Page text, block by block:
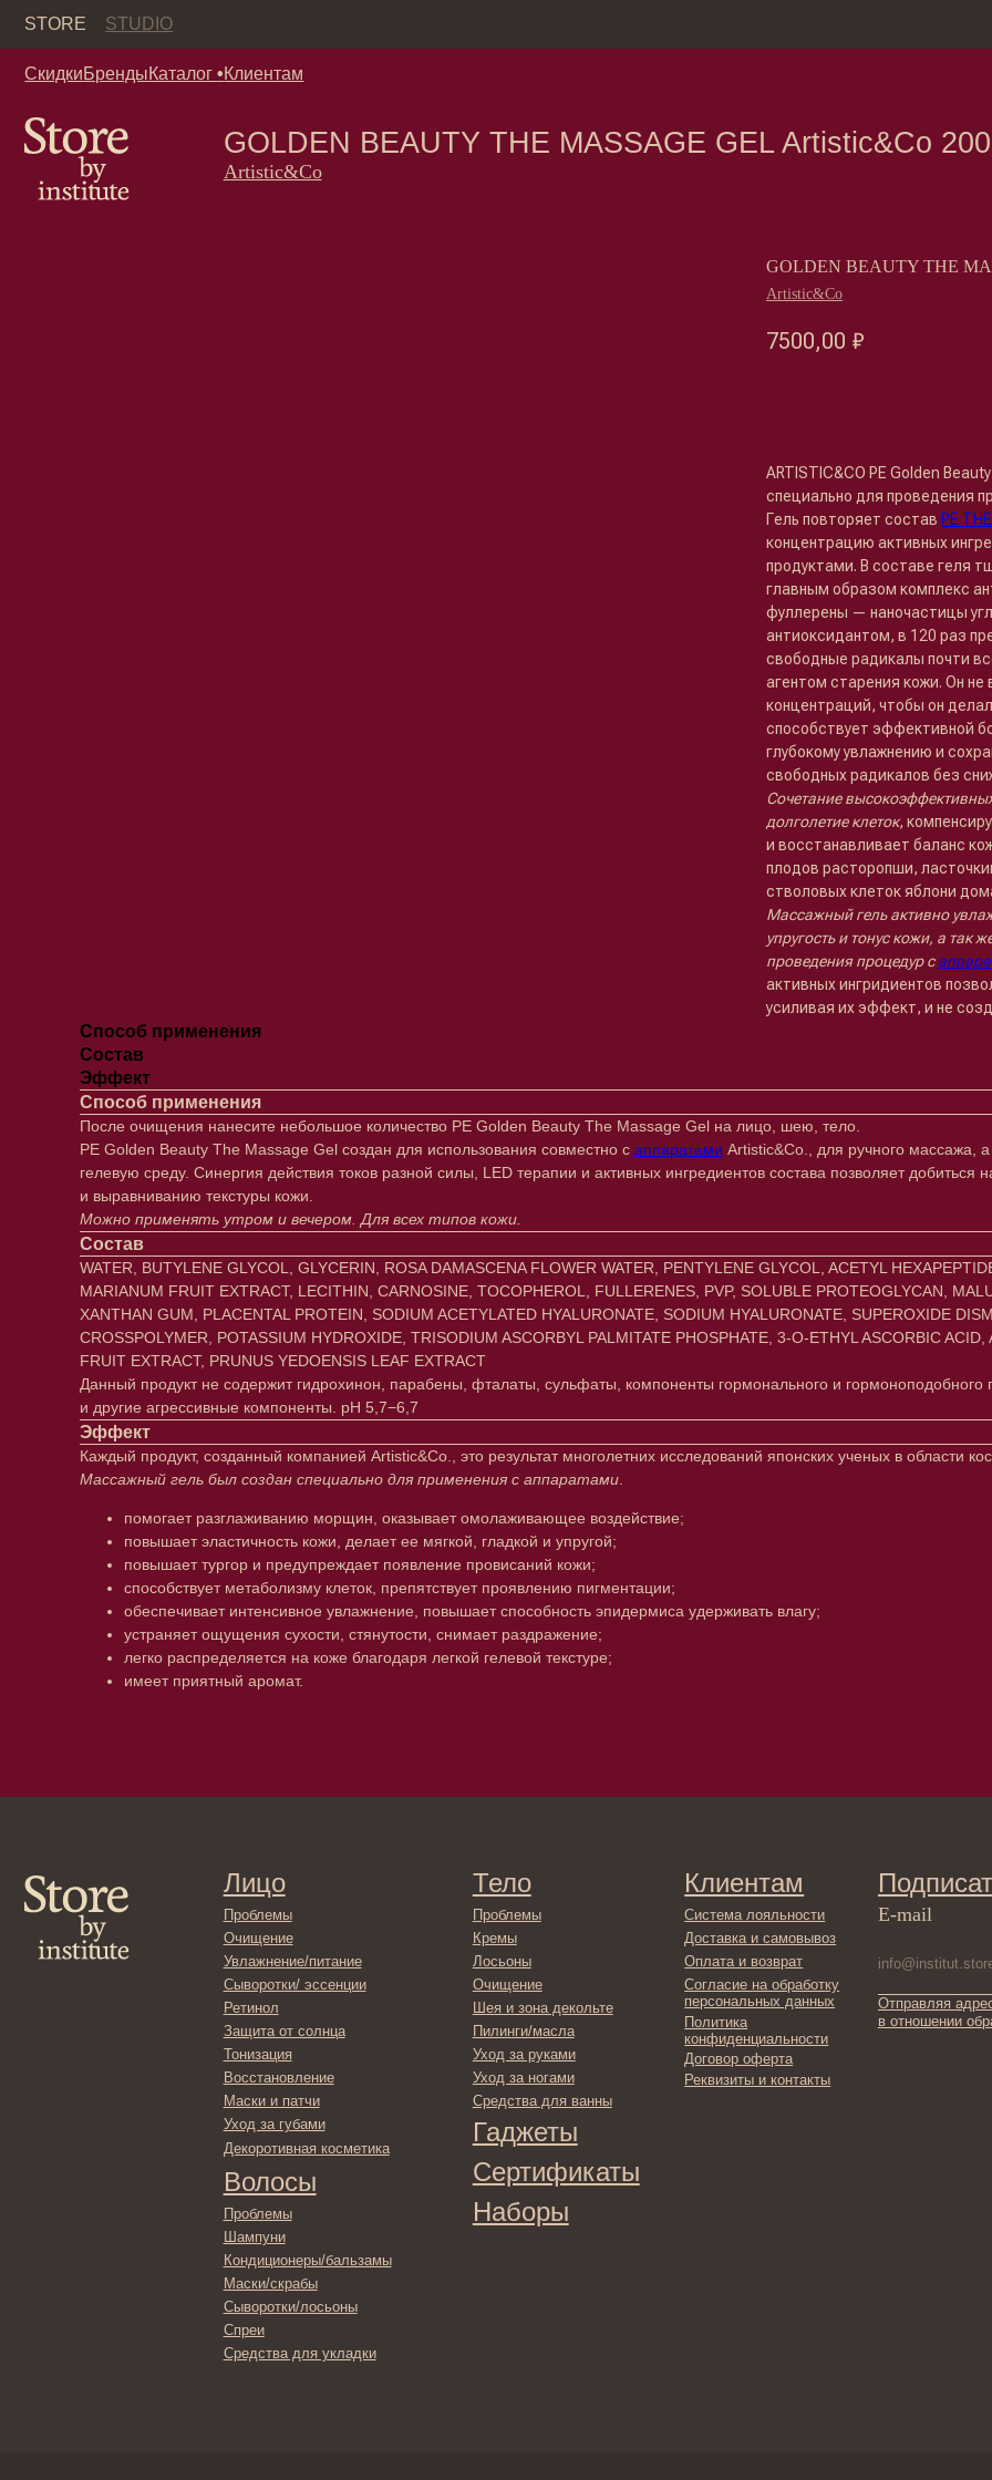
Москва,
STORE STUDIO
Скидки Бренды Каталог Клиентам
GOLDEN BEAUTY THE MASSAGE GEL Artistic&Co 200ml
Artistic&Co
GOLDEN BEAUTY THE
Artistic&Co
7500,00 ₽
ARTISTIC&CO PE Golden
специально для проведения
Гель повторяет состав PE
концентрацию активных
продуктами. В составе геля
главным образом комплекс
фуллерены — наночастицы
антиоксидантом, в 120 раз
свободные радикалы почти
агентом старения кожи. Он
концентраций, чтобы он
способствует эффективной
глубокому увлажнению и
свободных радикалов без
Сочетание
долголетие клеток,
и восстанавливает баланс
плодов расторопши,
стволовых клеток яблони
Массажный гель активно
упругость и тонус кожи, а так
проведения процедур с
активных ингридиентов
усиливая их эффект, и не
Способ применения
Состав
Эффект
Способ применения
После очищения нанесите небольшое количество PE Golden Beauty The Massage Gel на лицо, шею, тело.
PE Golden Beauty The Massage Gel создан для использования совместно с аппаратами Artistic&Co., для ручного массажа,
гелевую среду. Синергия действия токов разной силы, LED терапии и активных ингредиентов состава позволяет
и выравниванию текстуры кожи.
Можно применять утром и вечером. Для всех типов кожи.
Состав
WATER, BUTYLENE GLYCOL, GLYCERIN, ROSA DAMASCENA FLOWER WATER, PENTYLENE GLYCOL, ACETYL
MARIANUM FRUIT EXTRACT, LECITHIN, CARNOSINE, TOCOPHEROL, FULLERENES, PVP, SOLUBLE PROTEOGLYCAN,
XANTHAN GUM, PLACENTAL PROTEIN, SODIUM ACETYLATED HYALURONATE, SODIUM HYALURONATE, SUPEROXIDE
CROSSPOLYMER, POTASSIUM HYDROXIDE, TRISODIUM ASCORBYL PALMITATE PHOSPHATE, 3-O-ETHYL ASCORBIC
FRUIT EXTRACT, PRUNUS YEDOENSIS LEAF EXTRACT
Данный продукт не содержит гидрохинон, парабены, фталаты, сульфаты, компоненты гормонального и гормоноподобного
и другие агрессивные компоненты. pH 5,7−6,7
Эффект
Каждый продукт, созданный компанией Artistic&Co., это результат многолетних исследований японских ученых в области
Массажный гель был создан специально для применения с аппаратами
помогает разглаживанию морщин, оказывает омолаживающее воздействие;
повышает эластичность кожи, делает ее мягкой, гладкой и упругой;
повышает тургор и предупреждает появление провисаний кожи;
способствует метаболизму клеток, препятствует проявлению пигментации;
обеспечивает интенсивное увлажнение, повышает способность эпидермиса удерживать влагу;
устраняет ощущения сухости, стянутости, снимает раздражение;
легко распределяется на коже благодаря легкой гелевой текстуре;
имеет приятный аромат.
Средства для ванны
Гаджеты
Сертификаты
Наборы
Лицо
Маски и патчи
Уход за губами
Декоротивная косметика
Волосы
Проблемы
Кондиционеры/бальзамы
Маски/скрабы
Сыворотки/лосьоны
Спреи
Средства для укладки